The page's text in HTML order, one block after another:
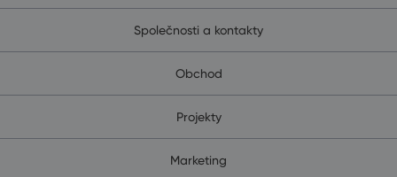
Společnosti a kontakty
Obchod
Projekty
Marketing